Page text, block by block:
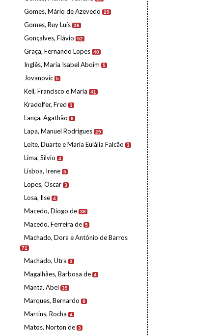
Gomes, Mário de Azevedo 29
Gomes, Ruy Luís 36
Gonçalves, Flávio 52
Graça, Fernando Lopes 40
Inglês, Maria Isabel Aboim 5
Jovanovic 5
Keil, Francisco e Maria 41
Kradolfer, Fred 3
Lança, Agathão 6
Lapa, Manuel Rodrigues 29
Leite, Duarte e Maria Eulália Falcão 3
Lima, Sílvio 4
Lisboa, Irene 5
Lopes, Óscar 3
Losa, Ilse 4
Macedo, Diogo de 38
Macedo, Ferreira de 5
Machado, Dora e António de Barros
71
Machado, Utra 3
Magalhães, Barbosa de 4
Manta, Abel 39
Marques, Bernardo 8
Martins, Rocha 4
Matos, Norton de 3